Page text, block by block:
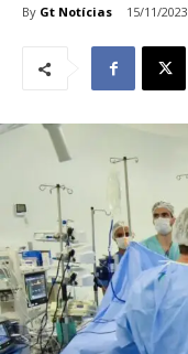
By Gt Notícias 15/11/2023